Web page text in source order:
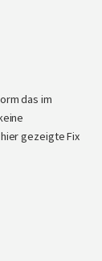
das im
gezeigte Fix